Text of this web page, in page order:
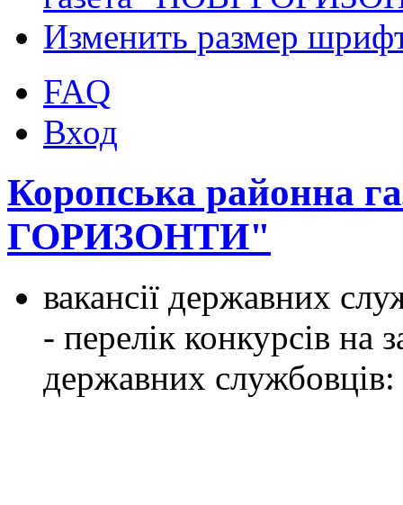
Изменить размер
FAQ
Вход
Коропська районна
ГОРИЗОНТИ"
вакансії державних
- перелік конкурсів на
державних службовців: